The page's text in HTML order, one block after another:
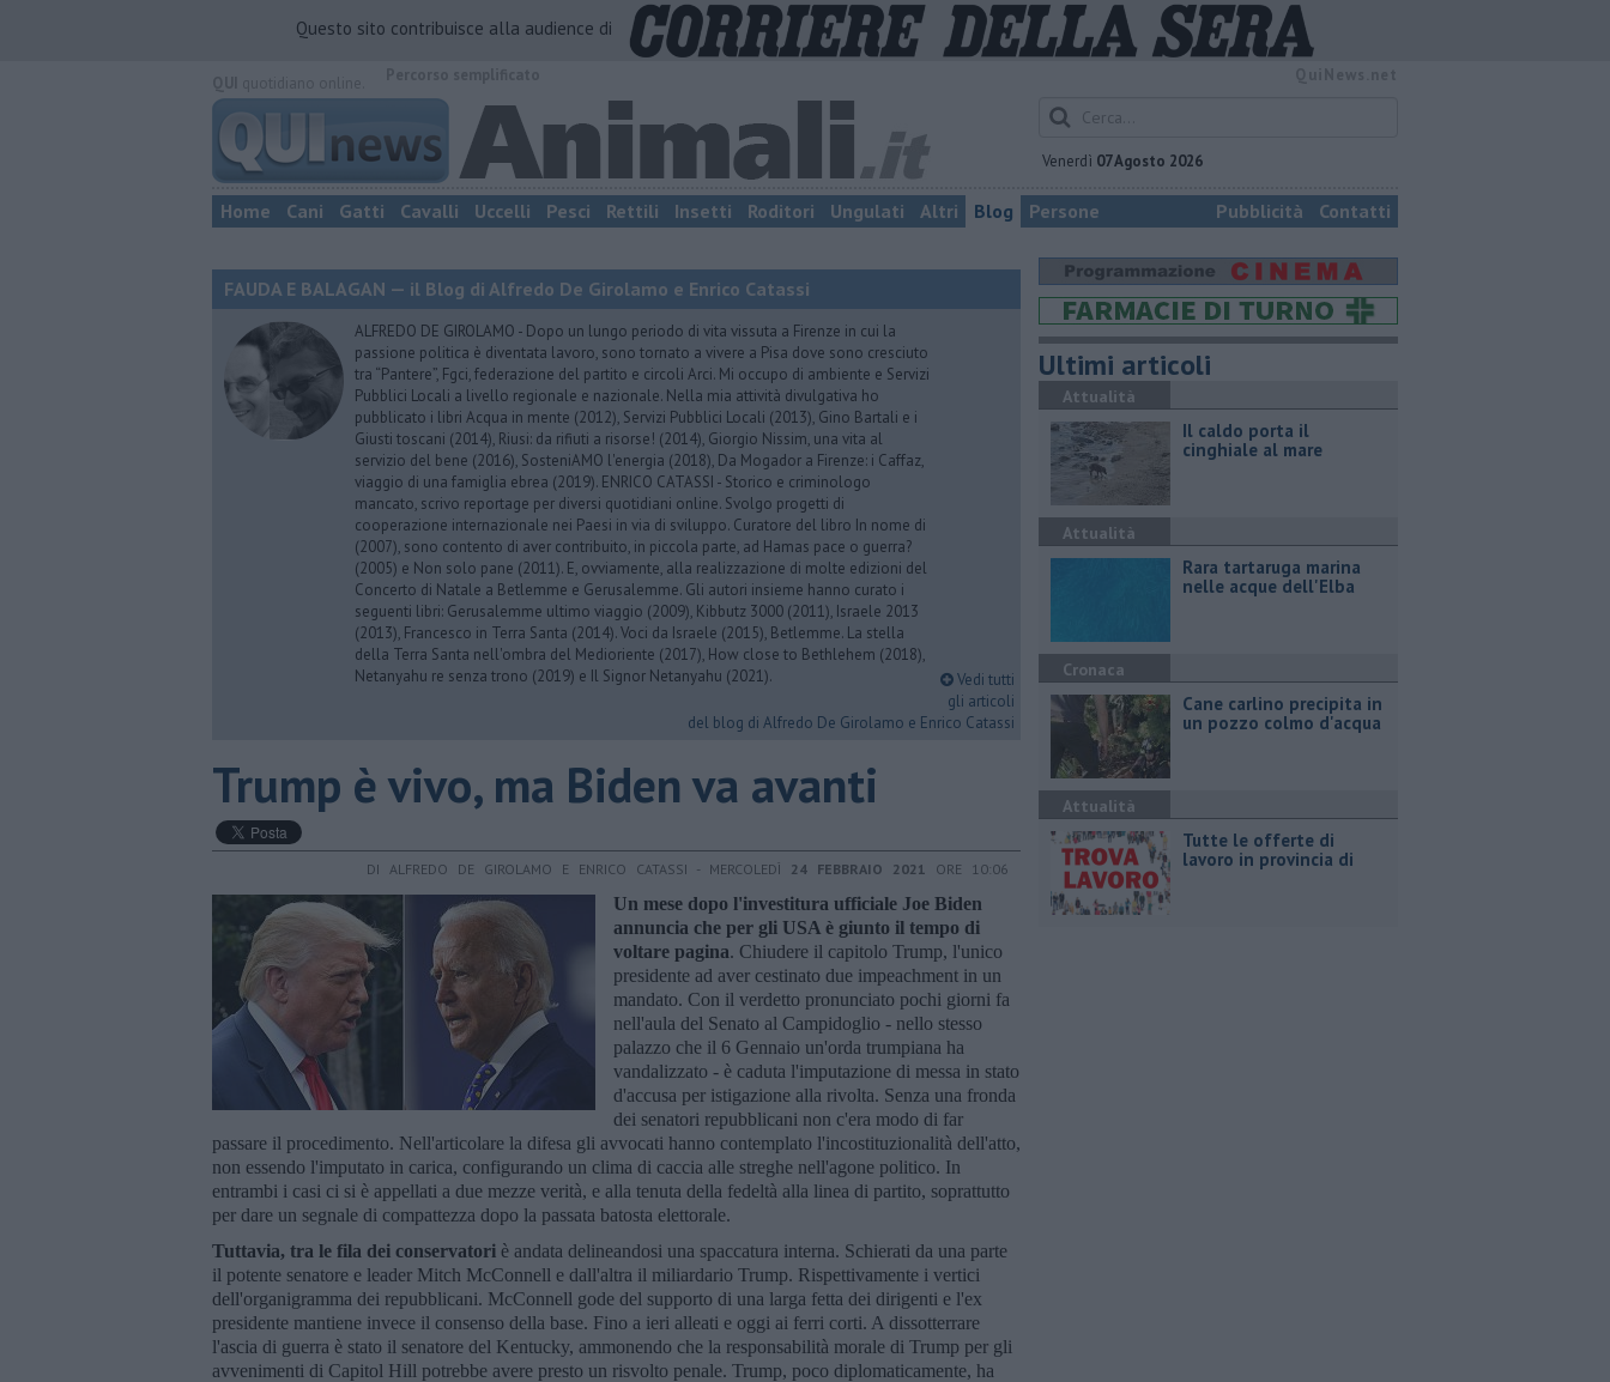
Questo sito contribuisce alla audience di
Venerdì 07 Agosto 2026
Home Cani Gatti Cavalli Uccelli Pesci Rettili Insetti Roditori Ungulati Altri Blog Persone Pubblicità Contatti
FAUDA E BALAGAN — il Blog di Alfredo De Girolamo e Enrico Catassi
ALFREDO DE GIROLAMO - Dopo un lungo periodo di vita vissuta a Firenze in cui la
passione politica è diventata lavoro, sono tornato a vivere a Pisa dove sono cresciuto
tra “Pantere”, Fgci, federazione del partito e circoli Arci. Mi occupo di ambiente e Servizi
Pubblici Locali a livello regionale e nazionale. Nella mia attività divulgativa ho
pubblicato i libri Acqua in mente (2012), Servizi Pubblici Locali (2013), Gino Bartali e i
Giusti toscani (2014), Riusi: da rifiuti a risorse! (2014), Giorgio Nissim, una vita al
servizio del bene (2016), SosteniAMO l'energia (2018), Da Mogador a Firenze: i Caffaz,
viaggio di una famiglia ebrea (2019). ENRICO CATASSI - Storico e criminologo
mancato, scrivo reportage per diversi quotidiani online. Svolgo progetti di
cooperazione internazionale nei Paesi in via di sviluppo. Curatore del libro In nome di
(2007), sono contento di aver contribuito, in piccola parte, ad Hamas pace o guerra?
(2005) e Non solo pane (2011). E, ovviamente, alla realizzazione di molte edizioni del
Concerto di Natale a Betlemme e Gerusalemme. Gli autori insieme hanno curato i
seguenti libri: Gerusalemme ultimo viaggio (2009), Kibbutz 3000 (2011), Israele 2013
(2013), Francesco in Terra Santa (2014). Voci da Israele (2015), Betlemme. La stella
della Terra Santa nell'ombra del Medioriente (2017), How close to Bethlehem (2018),
Netanyahu re senza trono (2019) e Il Signor Netanyahu (2021).
Vedi tutti
gli articoli
del blog di Alfredo De Girolamo e Enrico Catassi
Trump è vivo, ma Biden va avanti
DI ALFREDO DE GIROLAMO E ENRICO CATASSI - MERCOLEDÌ 24 FEBBRAIO 2021 ORE 10:06
Un mese dopo l'investitura ufficiale Joe Biden
annuncia che per gli USA è giunto il tempo di
voltare pagina. Chiudere il capitolo Trump, l'unico
presidente ad aver cestinato due impeachment in un
mandato. Con il verdetto pronunciato pochi giorni fa
nell'aula del Senato al Campidoglio - nello stesso
palazzo che il 6 Gennaio un'orda trumpiana ha
vandalizzato - è caduta l'imputazione di messa in stato
d'accusa per istigazione alla rivolta. Senza una fronda
dei senatori repubblicani non c'era modo di far
passare il procedimento. Nell'articolare la difesa gli avvocati hanno contemplato l'incostituzionalità dell'atto,
non essendo l'imputato in carica, configurando un clima di caccia alle streghe nell'agone politico. In
entrambi i casi ci si è appellati a due mezze verità, e alla tenuta della fedeltà alla linea di partito, soprattutto
per dare un segnale di compattezza dopo la passata batosta elettorale.
Tuttavia, tra le fila dei conservatori è andata delineandosi una spaccatura interna. Schierati da una parte
il potente senatore e leader Mitch McConnell e dall'altra il miliardario Trump. Rispettivamente i vertici
dell'organigramma dei repubblicani. McConnell gode del supporto di una larga fetta dei dirigenti e l'ex
presidente mantiene invece il consenso della base. Fino a ieri alleati e oggi ai ferri corti. A dissotterrare
l'ascia di guerra è stato il senatore del Kentucky, ammonendo che la responsabilità morale di Trump per gli
avvenimenti di Capitol Hill potrebbe avere presto un risvolto penale. Trump, poco diplomaticamente, ha
Ultimi articoli
Attualità
Il caldo porta il
cinghiale al mare
Attualità
Rara tartaruga marina
nelle acque dell'Elba
Cronaca
Cane carlino precipita in
un pozzo colmo d'acqua
Attualità
​Tutte le offerte di
lavoro in provincia di